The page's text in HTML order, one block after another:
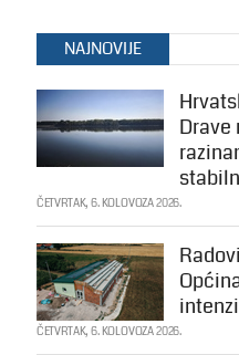
NAJNOVIJE
Drave
ČETVRTAK, 6. KOLOVOZA 2026.
ČETVRTAK, 6. KOLOVOZA 2026.